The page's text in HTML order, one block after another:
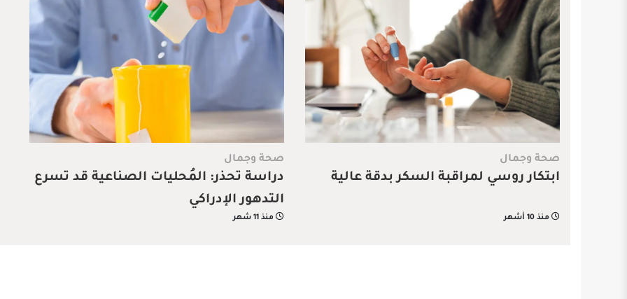
صحة وجمال
ابتكار روسي لمراقبة السكر بدقة عالية
منذ 10 أشهر
صحة وجمال
دراسة تحذر: المُحليات الصناعية قد تسرع
التدهور الإدراكي
منذ 11 شهر